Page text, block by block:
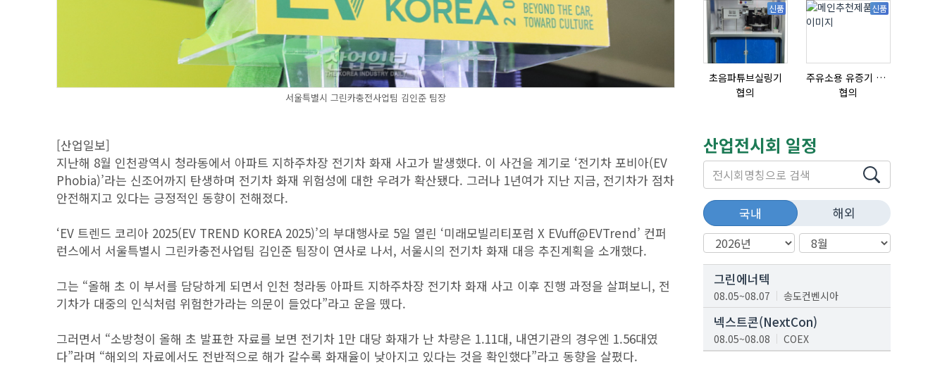
서울특별시 그린카충전사업팀 김인준 팀장
[산업일보]
지난해 8월 인천광역시 청라동에서 아파트 지하주차장 전기차 화재 사고가 발생했다. 이 사건을 계기로 ‘전기차 포비아(EV
Phobia)’라는 신조어까지 탄생하며 전기차 화재 위험성에 대한 우려가 확산됐다. 그러나 1년여가 지난 지금, 전기차가 점차
안전해지고 있다는 긍정적인 동향이 전해졌다.
‘EV 트렌드 코리아 2025(EV TREND KOREA 2025)’의 부대행사로 5일 열린 ‘미래모빌리티포럼 X EVuff@EVTrend’ 컨퍼
런스에서 서울특별시 그린카충전사업팀 김인준 팀장이 연사로 나서, 서울시의 전기차 화재 대응 추진계획을 소개했다.
그는 “올해 초 이 부서를 담당하게 되면서 인천 청라동 아파트 지하주차장 전기차 화재 사고 이후 진행 과정을 살펴보니, 전
기차가 대중의 인식처럼 위험한가라는 의문이 들었다”라고 운을 뗐다.
그러면서 “소방청이 올해 초 발표한 자료를 보면 전기차 1만 대당 화재가 난 차량은 1.11대, 내연기관의 경우엔 1.56대였
다”라며 “해외의 자료에서도 전반적으로 해가 갈수록 화재율이 낮아지고 있다는 것을 확인했다”라고 동향을 살폈다.
신품
초음파튜브실링기
협의
신품
주유소용 유증기 회수장치, 유증기 회수장치, 방폭형, 방폭형 유증기 회수장치
협의
산업전시회 일정
국내 해외
그린에너텍
08.05~08.07 송도컨벤시아
넥스트콘(NextCon)
08.05~08.08 COEX